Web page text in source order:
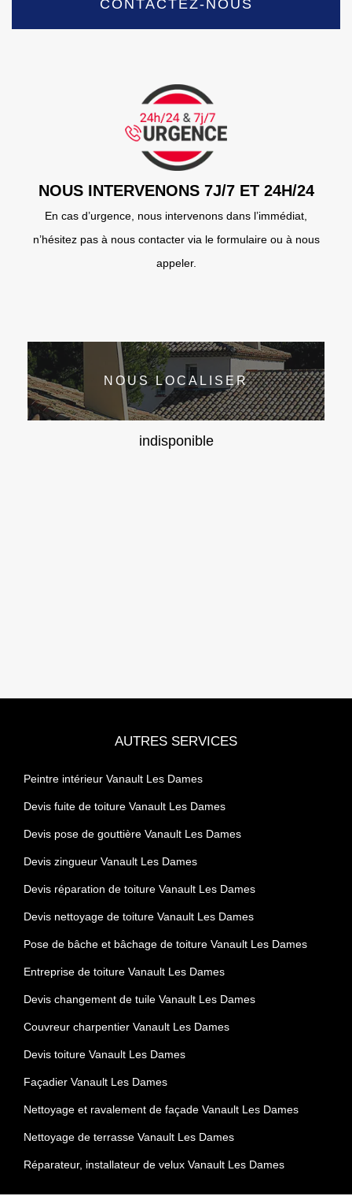
CONTACTEZ-NOUS
NOUS INTERVENONS 7J/7 ET 24H/24
En cas d’urgence, nous intervenons dans l’immédiat,
n’hésitez pas à nous contacter via le formulaire ou à nous
appeler.
NOUS LOCALISER
indisponible
AUTRES SERVICES
Peintre intérieur Vanault Les Dames
Devis fuite de toiture Vanault Les Dames
Devis pose de gouttière Vanault Les Dames
Devis zingueur Vanault Les Dames
Devis réparation de toiture Vanault Les Dames
Devis nettoyage de toiture Vanault Les Dames
Pose de bâche et bâchage de toiture Vanault Les Dames
Entreprise de toiture Vanault Les Dames
Devis changement de tuile Vanault Les Dames
Couvreur charpentier Vanault Les Dames
Devis toiture Vanault Les Dames
Façadier Vanault Les Dames
Nettoyage et ravalement de façade Vanault Les Dames
Nettoyage de terrasse Vanault Les Dames
Réparateur, installateur de velux Vanault Les Dames